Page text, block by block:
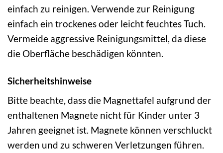
einfach zu reinigen. Verwende zur Reinigung
einfach ein trockenes oder leicht feuchtes Tuch.
Vermeide aggressive Reinigungsmittel, da diese
die Oberfläche beschädigen könnten.
Sicherheitshinweise
Bitte beachte, dass die Magnettafel aufgrund der
enthaltenen Magnete nicht für Kinder unter 3
Jahren geeignet ist. Magnete können verschluckt
werden und zu schweren Verletzungen führen.